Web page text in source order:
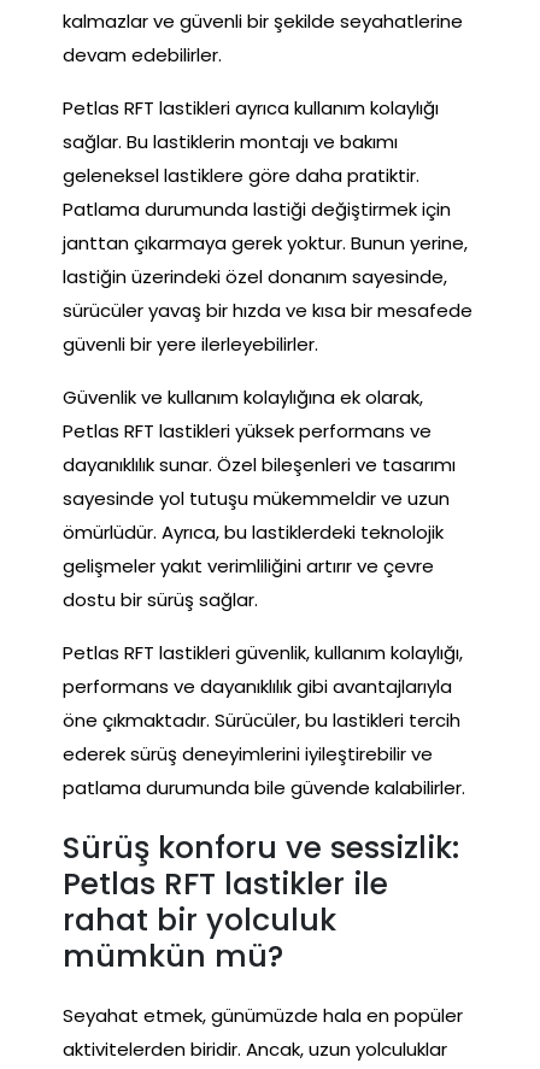
kalmazlar ve güvenli bir şekilde seyahatlerine
devam edebilirler.
Petlas RFT lastikleri ayrıca kullanım kolaylığı
sağlar. Bu lastiklerin montajı ve bakımı
geleneksel lastiklere göre daha pratiktir.
Patlama durumunda lastiği değiştirmek için
janttan çıkarmaya gerek yoktur. Bunun yerine,
lastiğin üzerindeki özel donanım sayesinde,
sürücüler yavaş bir hızda ve kısa bir mesafede
güvenli bir yere ilerleyebilirler.
Güvenlik ve kullanım kolaylığına ek olarak,
Petlas RFT lastikleri yüksek performans ve
dayanıklılık sunar. Özel bileşenleri ve tasarımı
sayesinde yol tutuşu mükemmeldir ve uzun
ömürlüdür. Ayrıca, bu lastiklerdeki teknolojik
gelişmeler yakıt verimliliğini artırır ve çevre
dostu bir sürüş sağlar.
Petlas RFT lastikleri güvenlik, kullanım kolaylığı,
performans ve dayanıklılık gibi avantajlarıyla
öne çıkmaktadır. Sürücüler, bu lastikleri tercih
ederek sürüş deneyimlerini iyileştirebilir ve
patlama durumunda bile güvende kalabilirler.
Sürüş konforu ve sessizlik:
Petlas RFT lastikler ile
rahat bir yolculuk
mümkün mü?
Seyahat etmek, günümüzde hala en popüler
aktivitelerden biridir. Ancak, uzun yolculuklar